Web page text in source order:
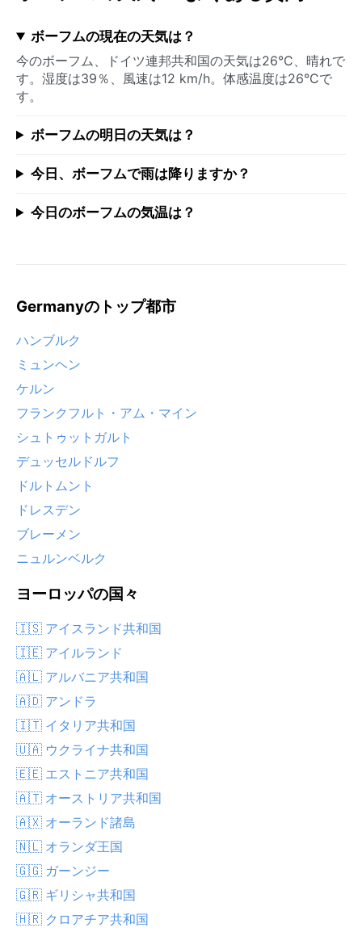
ボーフムの現在の天気は？
今のボーフム、ドイツ連邦共和国の天気は26°C、晴れで
す。湿度は39％、風速は12 km/h。体感温度は26°Cで
す。
ボーフムの明日の天気は？
今日、ボーフムで雨は降りますか？
今日のボーフムの気温は？
Germanyのトップ都市
ハンブルク
ミュンヘン
ケルン
フランクフルト・アム・マイン
シュトゥットガルト
デュッセルドルフ
ドルトムント
ドレスデン
ブレーメン
ニュルンベルク
ヨーロッパの国々
🇮🇸 アイスランド共和国
🇮🇪 アイルランド
🇦🇱 アルバニア共和国
🇦🇩 アンドラ
🇮🇹 イタリア共和国
🇺🇦 ウクライナ共和国
🇪🇪 エストニア共和国
🇦🇹 オーストリア共和国
🇦🇽 オーランド諸島
🇳🇱 オランダ王国
🇬🇬 ガーンジー
🇬🇷 ギリシャ共和国
🇭🇷 クロアチア共和国